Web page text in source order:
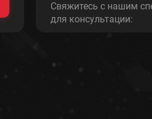
Свяжитесь с нашим
для консультации:
РЕМОНТ